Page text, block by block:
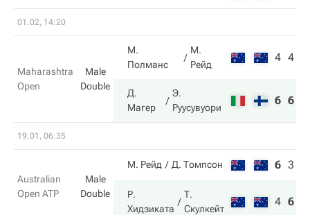
01.02, 14:20
Maharashtra
Open
Male
Double
М.
Полманс
М.
Рейд
4 4
Д.
Магер
Э.
Руусувуори
6 6
19.01, 06:35
Australian
Open ATP
Male
Double
М. Рейд Д. Томпсон 6 3
Р.
Хидзиката
Т.
Скулкейт
4 6